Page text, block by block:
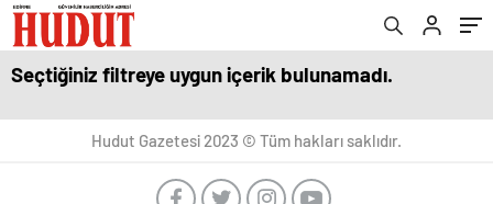
Seçtiğiniz filtreye uygun içerik bulunamadı.
Hudut Gazetesi 2023 © Tüm hakları saklıdır.